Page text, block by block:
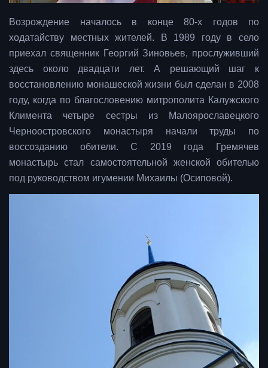
Возрождение началось в конце 80-х годов по
ходатайству местных жителей. В 1989 году в село
приехал священник Георгий Зиновьев, прослуживший
здесь около двадцати лет. А решающий шаг к
восстановлению монашеской жизни был сделан в 2008
году, когда по благословению митрополита Калужского
Климента четыре сестры из Малоярославецкого
Черноостровского монастыря начали труды по
воссозданию обители. С 2019 года Гремячев
монастырь стал самостоятельной женской обителью
под руководством игумении Михаилы (Осиповой).